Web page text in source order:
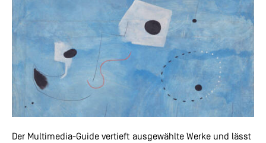
Der Multimedia-Guide vertieft ausgewählte Werke und lässt